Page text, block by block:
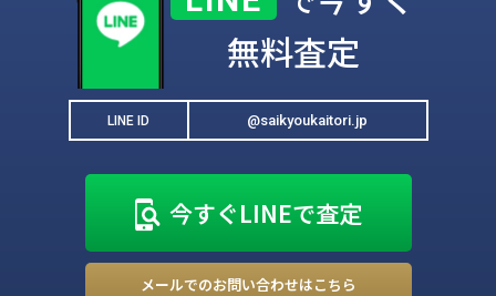
無料査定
LINE ID @saikyoukaitori.jp
今すぐLINEで査定
メールでのお問い合わせはこちら